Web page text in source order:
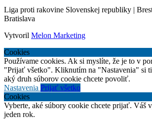
Liga proti rakovine Slovenskej republiky |
Bratislava
Vytvoril Melon Marketing
Cookies
Používame cookies. Ak si myslíte, že je to v
"Prijať všetko". Kliknutím na "Nastavenia" si
aký druh súborov cookie chcete povoliť.
Nastavenia Prijať všetko
Cookies
Vyberte, aké súbory cookie chcete prijať. Váš
jeden rok.